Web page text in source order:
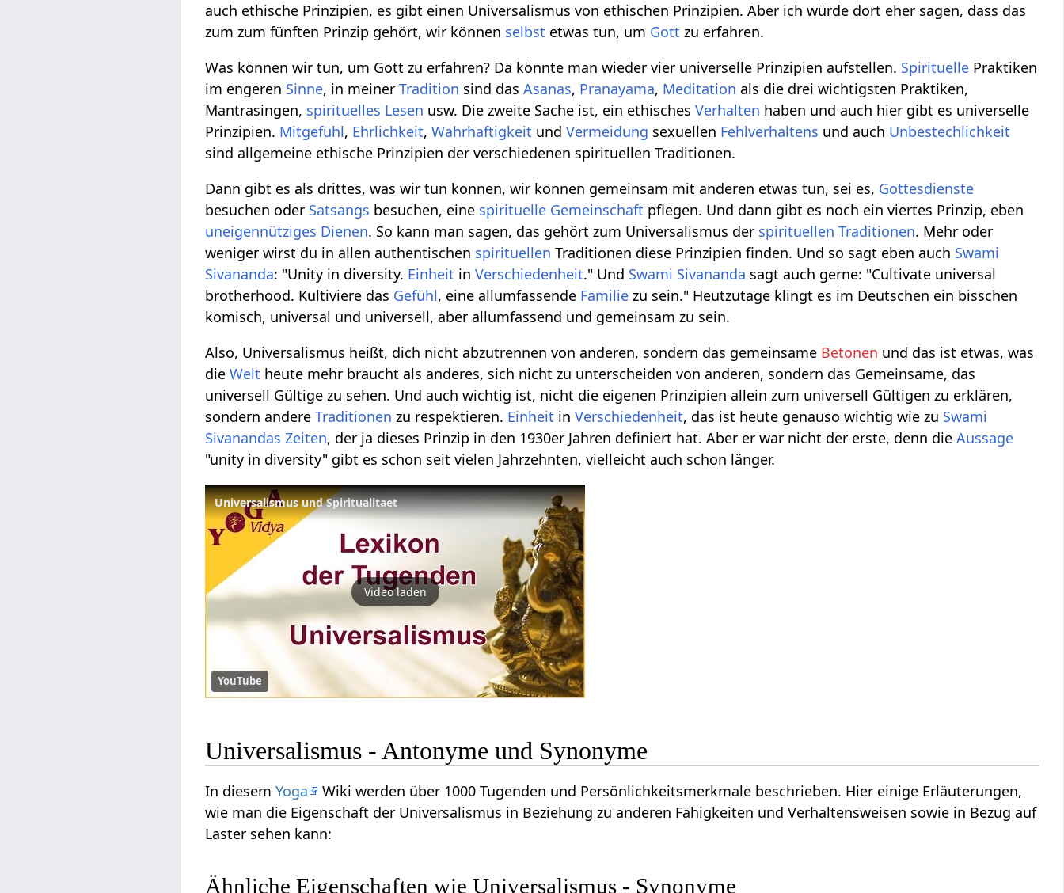
auch ethische Prinzipien, es gibt einen Universalismus von ethischen Prinzipien. Aber ich würde dort eher sagen, dass das
zum zum fünften Prinzip gehört, wir können selbst etwas tun, um Gott zu erfahren.
Was können wir tun, um Gott zu erfahren? Da könnte man wieder vier universelle Prinzipien aufstellen. Spirituelle Praktiken
im engeren Sinne, in meinerTradition sind dasAsanas, Pranayama, Meditation als die drei wichtigsten Praktiken,
Mantrasingen, spirituelles Lesen usw. Die zweite Sache ist, ein ethischesVerhalten haben und auch hier gibt es universelle
Prinzipien. Mitgefühl, Ehrlichkeit,Wahrhaftigkeit undVermeidung sexuellen Fehlverhaltens und auch Unbestechlichkeit
sind allgemeine ethische Prinzipien der verschiedenen spirituellen Traditionen.
Dann gibt es als drittes, was wir tun können, wir können gemeinsam mit anderen etwas tun, sei es, Gottesdienste
besuchen oder Satsangs besuchen, eine spirituelle Gemeinschaft pflegen. Und dann gibt es noch ein viertes Prinzip, eben
uneigennütziges Dienen. So kann man sagen, das gehört zum Universalismus der spirituellen Traditionen. Mehr oder
weniger wirst du in allen authentischen spirituellen Traditionen diese Prinzipien finden. Und so sagt eben auch Swami
Sivananda: "Unity in diversity. Einheit inVerschiedenheit." Und Swami Sivananda sagt auch gerne: "Cultivate universal
brotherhood. Kultiviere das Gefühl, eine allumfassende Familie zu sein." Heutzutage klingt es im Deutschen ein bisschen
komisch, universal und universell, aber allumfassend und gemeinsam zu sein.
Also, Universalismus heißt, dich nicht abzutrennen von anderen, sondern das gemeinsame Betonen und das ist etwas, was
dieWelt heute mehr braucht als anderes, sich nicht zu unterscheiden von anderen, sondern das Gemeinsame, das
universell Gültige zu sehen. Und auch wichtig ist, nicht die eigenen Prinzipien allein zum universell Gültigen zu erklären,
sondern andereTraditionen zu respektieren. Einheit inVerschiedenheit, das ist heute genauso wichtig wie zu Swami
Sivanandas Zeiten, der ja dieses Prinzip in den 1930er Jahren definiert hat. Aber er war nicht der erste, denn dieAussage
"unity in diversity" gibt es schon seit vielen Jahrzehnten, vielleicht auch schon länger.
Universalismus und Spiritualitaet
Video laden
YouTube
Universalismus - Antonyme und Synonyme
In diesemYoga
Wiki werden über 1000 Tugenden und Persönlichkeitsmerkmale beschrieben. Hier einige Erläuterungen,
wie man die Eigenschaft der Universalismus in Beziehung zu anderen Fähigkeiten und Verhaltensweisen sowie in Bezug auf
Laster sehen kann:
Ähnliche Eigenschaften wie Universalismus - Synonyme